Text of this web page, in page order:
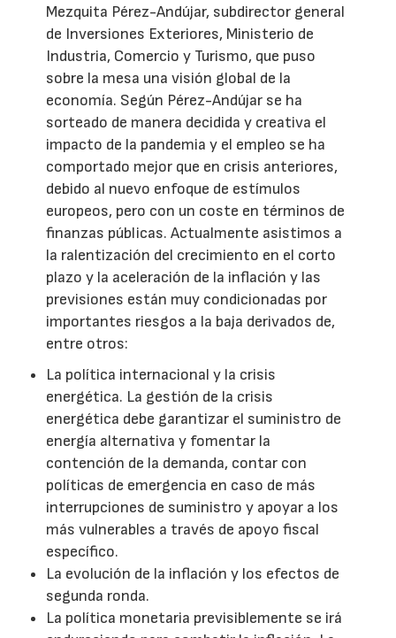
Mezquita Pérez-Andújar, subdirector general
de Inversiones Exteriores, Ministerio de
Industria, Comercio y Turismo, que puso
sobre la mesa una visión global de la
economía. Según Pérez-Andújar se ha
sorteado de manera decidida y creativa el
impacto de la pandemia y el empleo se ha
comportado mejor que en crisis anteriores,
debido al nuevo enfoque de estímulos
europeos, pero con un coste en términos de
finanzas públicas. Actualmente asistimos a
la ralentización del crecimiento en el corto
plazo y la aceleración de la inflación y las
previsiones están muy condicionadas por
importantes riesgos a la baja derivados de,
entre otros:
La política internacional y la crisis
energética. La gestión de la crisis
energética debe garantizar el suministro de
energía alternativa y fomentar la
contención de la demanda, contar con
políticas de emergencia en caso de más
interrupciones de suministro y apoyar a los
más vulnerables a través de apoyo fiscal
específico.
La evolución de la inflación y los efectos de
segunda ronda.
La política monetaria previsiblemente se irá